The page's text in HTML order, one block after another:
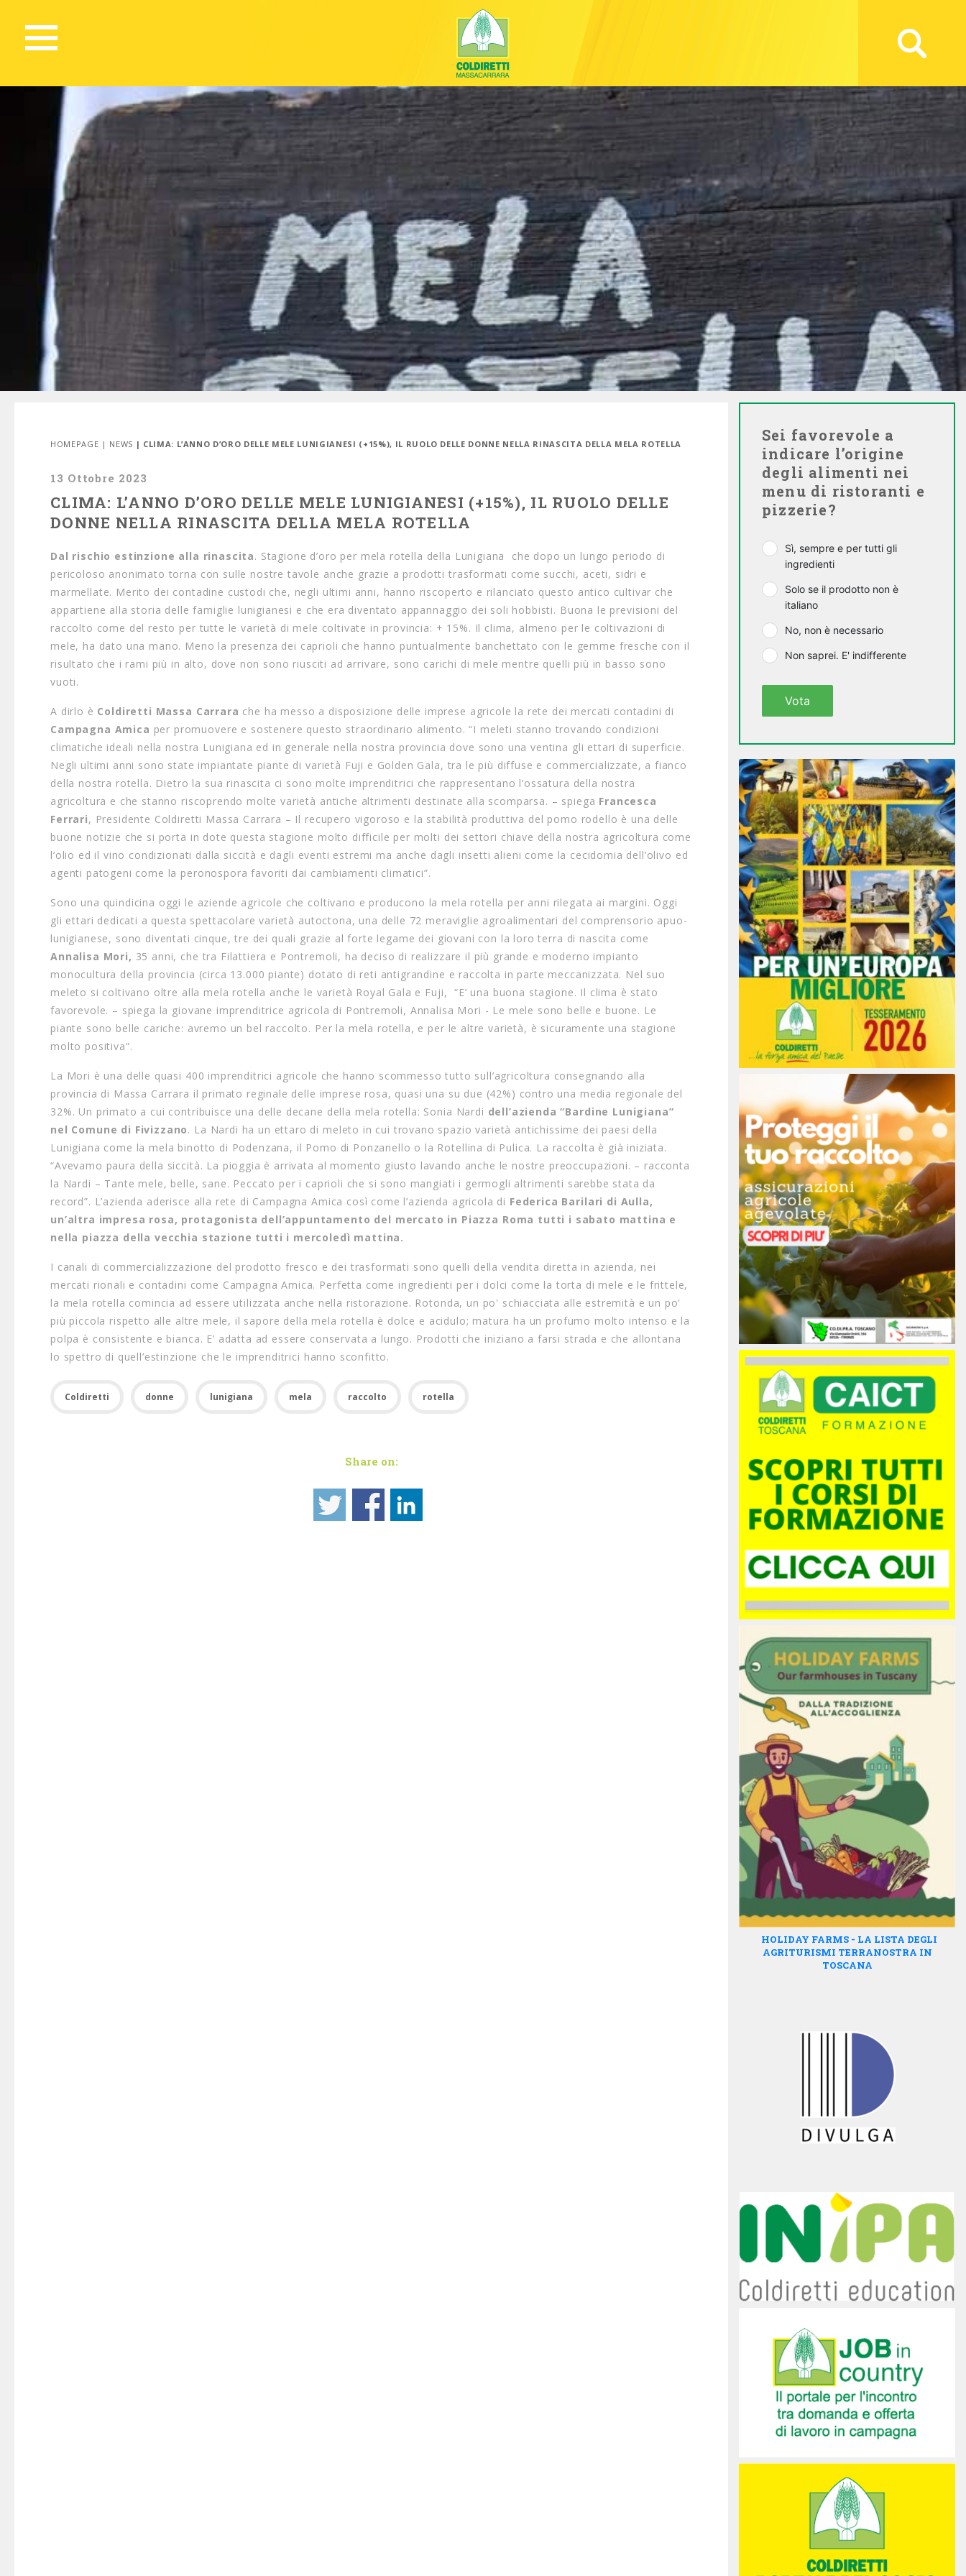
2111 Views
HOMEPAGE | NEWS | CLIMA: L’ANNO D’ORO DELLE MELE LUNIGIANESI (+15%), IL RUOLO DELLE DONNE NELLA RINASCITA DELLA MELA ROTELLA
13 Ottobre 2023
CLIMA: L’ANNO D’ORO DELLE MELE LUNIGIANESI (+15%), IL RUOLO DELLE
DONNE NELLA RINASCITA DELLA MELA ROTELLA
Dal rischio estinzione alla rinascita. Stagione d’oro per mela rotella della Lunigiana che dopo un lungo periodo di
pericoloso anonimato torna con sulle nostre tavole anche grazie a prodotti trasformati come succhi, aceti, sidri e
marmellate. Merito dei contadine custodi che, negli ultimi anni, hanno riscoperto e rilanciato questo antico cultivar che
appartiene alla storia delle famiglie lunigianesi e che era diventato appannaggio dei soli hobbisti. Buona le previsioni del
raccolto come del resto per tutte le varietà di mele coltivate in provincia: + 15%. Il clima, almeno per le coltivazioni di
mele, ha dato una mano. Meno la presenza dei caprioli che hanno puntualmente banchettato con le gemme fresche con il
risultato che i rami più in alto, dove non sono riusciti ad arrivare, sono carichi di mele mentre quelli più in basso sono
vuoti.
A dirlo è Coldiretti Massa Carrara che ha messo a disposizione delle imprese agricole la rete dei mercati contadini di
Campagna Amica per promuovere e sostenere questo straordinario alimento. “I meleti stanno trovando condizioni
climatiche ideali nella nostra Lunigiana ed in generale nella nostra provincia dove sono una ventina gli ettari di superficie.
Negli ultimi anni sono state impiantate piante di varietà Fuji e Golden Gala, tra le più diffuse e commercializzate, a fianco
della nostra rotella. Dietro la sua rinascita ci sono molte imprenditrici che rappresentano l’ossatura della nostra
agricoltura e che stanno riscoprendo molte varietà antiche altrimenti destinate alla scomparsa. – spiega Francesca
Ferrari, Presidente Coldiretti Massa Carrara – Il recupero vigoroso e la stabilità produttiva del pomo rodello è una delle
buone notizie che si porta in dote questa stagione molto difficile per molti dei settori chiave della nostra agricoltura come
l’olio ed il vino condizionati dalla siccità e dagli eventi estremi ma anche dagli insetti alieni come la cecidomia dell’olivo ed
agenti patogeni come la peronospora favoriti dai cambiamenti climatici”.
Sono una quindicina oggi le aziende agricole che coltivano e producono la mela rotella per anni rilegata ai margini. Oggi
gli ettari dedicati a questa spettacolare varietà autoctona, una delle 72 meraviglie agroalimentari del comprensorio apuo-
lunigianese, sono diventati cinque, tre dei quali grazie al forte legame dei giovani con la loro terra di nascita come
Annalisa Mori, 35 anni, che tra Filattiera e Pontremoli, ha deciso di realizzare il più grande e moderno impianto
monocultura della provincia (circa 13.000 piante) dotato di reti antigrandine e raccolta in parte meccanizzata. Nel suo
meleto si coltivano oltre alla mela rotella anche le varietà Royal Gala e Fuji, “E’ una buona stagione. Il clima è stato
favorevole. – spiega la giovane imprenditrice agricola di Pontremoli, Annalisa Mori - Le mele sono belle e buone. Le
piante sono belle cariche: avremo un bel raccolto. Per la mela rotella, e per le altre varietà, è sicuramente una stagione
molto positiva”.
La Mori è una delle quasi 400 imprenditrici agricole che hanno scommesso tutto sull’agricoltura consegnando alla
provincia di Massa Carrara il primato reginale delle imprese rosa, quasi una su due (42%) contro una media regionale del
32%. Un primato a cui contribuisce una delle decane della mela rotella: Sonia Nardi dell’azienda “Bardine Lunigiana”
nel Comune di Fivizzano. La Nardi ha un ettaro di meleto in cui trovano spazio varietà antichissime dei paesi della
Lunigiana come la mela binotto di Podenzana, il Pomo di Ponzanello o la Rotellina di Pulica. La raccolta è già iniziata.
“Avevamo paura della siccità. La pioggia è arrivata al momento giusto lavando anche le nostre preoccupazioni. – racconta
la Nardi – Tante mele, belle, sane. Peccato per i caprioli che si sono mangiati i germogli altrimenti sarebbe stata da
record”. L’azienda aderisce alla rete di Campagna Amica così come l’azienda agricola di Federica Barilari di Aulla,
un’altra impresa rosa, protagonista dell’appuntamento del mercato in Piazza Roma tutti i sabato mattina e
nella piazza della vecchia stazione tutti i mercoledì mattina.
I canali di commercializzazione del prodotto fresco e dei trasformati sono quelli della vendita diretta in azienda, nei
mercati rionali e contadini come Campagna Amica. Perfetta come ingredienti per i dolci come la torta di mele e le frittele,
la mela rotella comincia ad essere utilizzata anche nella ristorazione. Rotonda, un po' schiacciata alle estremità e un po’
più piccola rispetto alle altre mele, il sapore della mela rotella è dolce e acidulo; matura ha un profumo molto intenso e la
polpa è consistente e bianca. E’ adatta ad essere conservata a lungo. Prodotti che iniziano a farsi strada e che allontana
lo spettro di quell’estinzione che le imprenditrici hanno sconfitto.
Coldiretti donne lunigiana mela raccolto rotella
Share on:
Sei favorevole a
indicare l’origine
degli alimenti nei
menu di ristoranti e
pizzerie?
Sì, sempre e per tutti gli
ingredienti
Solo se il prodotto non è
italiano
No, non è necessario
Non saprei. E' indifferente
Vota
HOLIDAY FARMS - LA LISTA DEGLI
AGRITURISMI TERRANOSTRA IN
TOSCANA